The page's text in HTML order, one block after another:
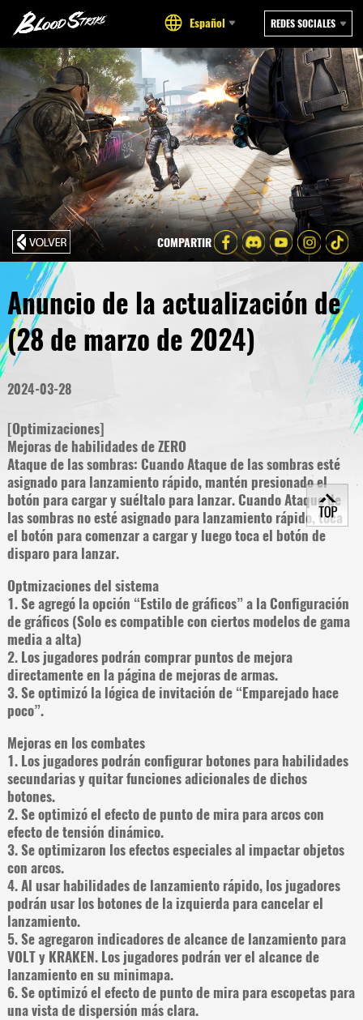
Español REDES SOCIALES
COMPARTIR
Anuncio de la actualización de
(28 de marzo de 2024)
2024-03-28
[Optimizaciones]
Mejoras de habilidades de ZERO
Ataque de las sombras: Cuando Ataque de las sombras esté
asignado para lanzamiento rápido, mantén presionado el
botón para cargar y suéltalo para lanzar. Cuando Ataque de
las sombras no esté asignado para lanzamiento rápido, toca
el botón para comenzar a cargar y luego toca el botón de
disparo para lanzar.
Optmizaciones del sistema
1. Se agregó la opción “Estilo de gráficos” a la Configuración
de gráficos (Solo es compatible con ciertos modelos de gama
media a alta)
2. Los jugadores podrán comprar puntos de mejora
directamente en la página de mejoras de armas.
3. Se optimizó la lógica de invitación de “Emparejado hace
poco”.
Mejoras en los combates
1. Los jugadores podrán configurar botones para habilidades
secundarias y quitar funciones adicionales de dichos
botones.
2. Se optimizó el efecto de punto de mira para arcos con
efecto de tensión dinámico.
3. Se optimizaron los efectos especiales al impactar objetos
con arcos.
4. Al usar habilidades de lanzamiento rápido, los jugadores
podrán usar los botones de la izquierda para cancelar el
lanzamiento.
5. Se agregaron indicadores de alcance de lanzamiento para
VOLT y KRAKEN. Los jugadores podrán ver el alcance de
lanzamiento en su minimapa.
6. Se optimizó el efecto de punto de mira para escopetas para
una vista de dispersión más clara.